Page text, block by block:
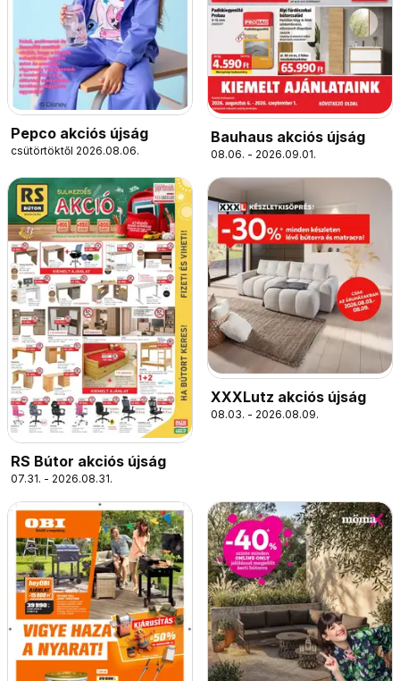
Pepco akciós újság
csütörtöktől 2026.08.06.
Bauhaus akciós újság
08.06. - 2026.09.01.
RS Bútor akciós újság
07.31. - 2026.08.31.
XXXLutz akciós újság
08.03. - 2026.08.09.